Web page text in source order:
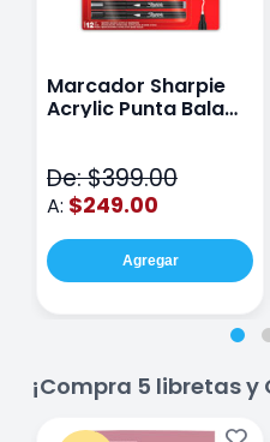
Marcador Sharpie
Acrylic Punta Bala
De: $399.00
A: $249.00
Agregar
¡Compra 5 libretas y